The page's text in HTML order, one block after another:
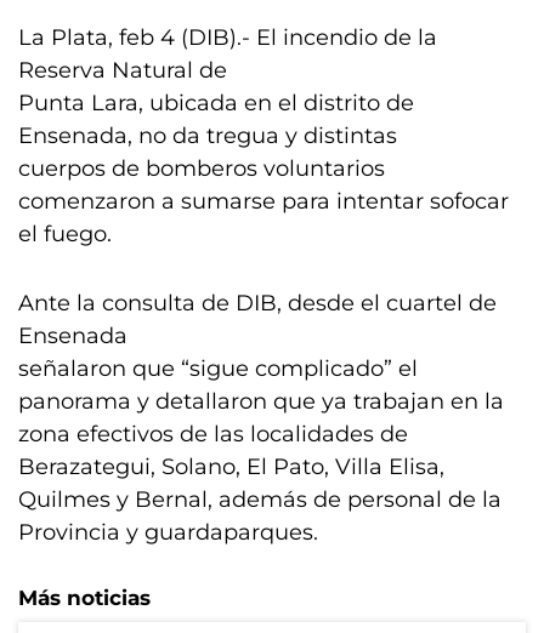
La Plata, feb 4 (DIB).- El incendio de la
Reserva Natural de
Punta Lara, ubicada en el distrito de
Ensenada, no da tregua y distintas
cuerpos de bomberos voluntarios
comenzaron a sumarse para intentar sofocar
el fuego.
Ante la consulta de DIB, desde el cuartel de
Ensenada
señalaron que “sigue complicado” el
panorama y detallaron que ya trabajan en la
zona efectivos de las localidades de
Berazategui, Solano, El Pato, Villa Elisa,
Quilmes y Bernal, además de personal de la
Provincia y guardaparques.
Más noticias